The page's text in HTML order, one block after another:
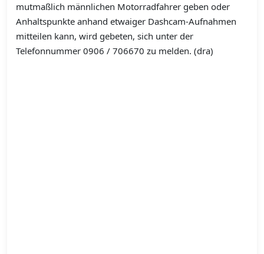
mutmaßlich männlichen Motorradfahrer geben oder
Anhaltspunkte anhand etwaiger Dashcam-Aufnahmen
mitteilen kann, wird gebeten, sich unter der
Telefonnummer 0906 / 706670 zu melden. (dra)